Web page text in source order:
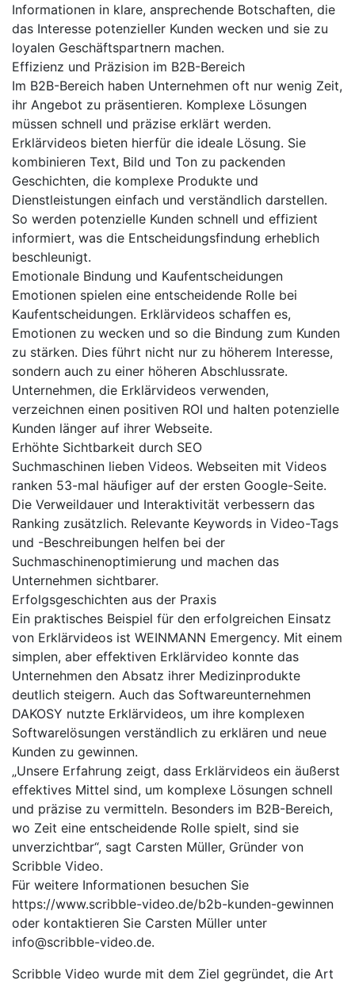
Informationen in klare, ansprechende Botschaften, die
das Interesse potenzieller Kunden wecken und sie zu
loyalen Geschäftspartnern machen.
Effizienz und Präzision im B2B-Bereich
Im B2B-Bereich haben Unternehmen oft nur wenig Zeit,
ihr Angebot zu präsentieren. Komplexe Lösungen
müssen schnell und präzise erklärt werden.
Erklärvideos bieten hierfür die ideale Lösung. Sie
kombinieren Text, Bild und Ton zu packenden
Geschichten, die komplexe Produkte und
Dienstleistungen einfach und verständlich darstellen.
So werden potenzielle Kunden schnell und effizient
informiert, was die Entscheidungsfindung erheblich
beschleunigt.
Emotionale Bindung und Kaufentscheidungen
Emotionen spielen eine entscheidende Rolle bei
Kaufentscheidungen. Erklärvideos schaffen es,
Emotionen zu wecken und so die Bindung zum Kunden
zu stärken. Dies führt nicht nur zu höherem Interesse,
sondern auch zu einer höheren Abschlussrate.
Unternehmen, die Erklärvideos verwenden,
verzeichnen einen positiven ROI und halten potenzielle
Kunden länger auf ihrer Webseite.
Erhöhte Sichtbarkeit durch SEO
Suchmaschinen lieben Videos. Webseiten mit Videos
ranken 53-mal häufiger auf der ersten Google-Seite.
Die Verweildauer und Interaktivität verbessern das
Ranking zusätzlich. Relevante Keywords in Video-Tags
und -Beschreibungen helfen bei der
Suchmaschinenoptimierung und machen das
Unternehmen sichtbarer.
Erfolgsgeschichten aus der Praxis
Ein praktisches Beispiel für den erfolgreichen Einsatz
von Erklärvideos ist WEINMANN Emergency. Mit einem
simplen, aber effektiven Erklärvideo konnte das
Unternehmen den Absatz ihrer Medizinprodukte
deutlich steigern. Auch das Softwareunternehmen
DAKOSY nutzte Erklärvideos, um ihre komplexen
Softwarelösungen verständlich zu erklären und neue
Kunden zu gewinnen.
„Unsere Erfahrung zeigt, dass Erklärvideos ein äußerst
effektives Mittel sind, um komplexe Lösungen schnell
und präzise zu vermitteln. Besonders im B2B-Bereich,
wo Zeit eine entscheidende Rolle spielt, sind sie
unverzichtbar“, sagt Carsten Müller, Gründer von
Scribble Video.
Für weitere Informationen besuchen Sie
https://www.scribble-video.de/b2b-kunden-gewinnen
oder kontaktieren Sie Carsten Müller unter
info@scribble-video.de.
Scribble Video wurde mit dem Ziel gegründet, die Art